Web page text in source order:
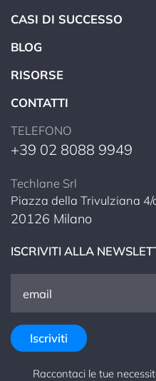
CASI DI SUCCESSO
BLOG
RISORSE
CONTATTI
TELEFONO
+39 02 8088 9949
Techlane Srl
Piazza della Trivulziana 4/
20126 Milano
ISCRIVITI ALLA
Raccontaci le tue